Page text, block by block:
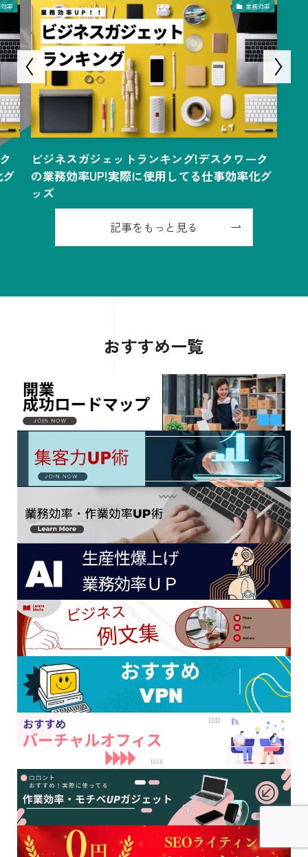
率 業務効率
ビジネスガジェットランキング!デスクワーク
の業務効率UP!実際に使用してる仕事効率化グ
ッズ
記事をもっと見る
おすすめ一覧